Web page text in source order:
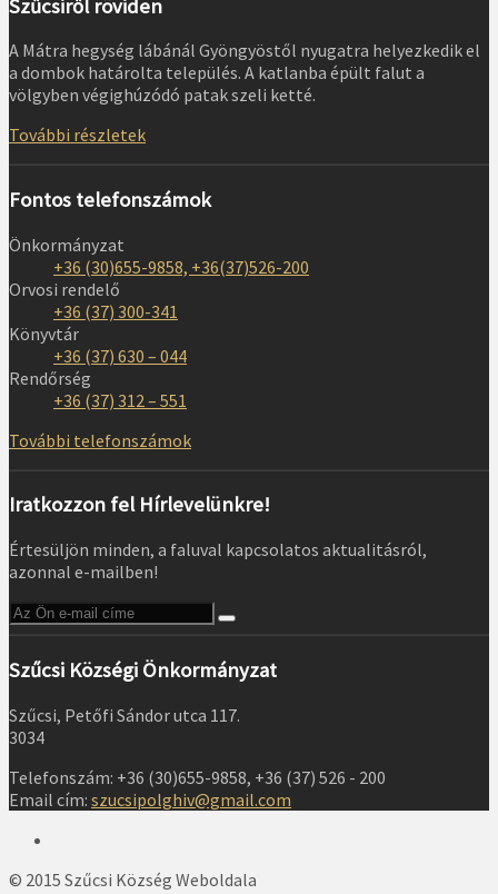
Szűcsiről röviden
A Mátra hegység lábánál Gyöngyöstől nyugatra helyezkedik el
a dombok határolta település. A katlanba épült falut a
völgyben végighúzódó patak szeli ketté.
További részletek
Fontos telefonszámok
Önkormányzat
+36 (30)655-9858, +36(37)526-200
Orvosi rendelő
+36 (37) 300-341
Könyvtár
+36 (37) 630 – 044
Rendőrség
+36 (37) 312 – 551
További telefonszámok
Iratkozzon fel Hírlevelünkre!
Értesüljön minden, a faluval kapcsolatos aktualitásról,
azonnal e-mailben!
Szűcsi Községi Önkormányzat
Szűcsi, Petőfi Sándor utca 117.
3034
Telefonszám: +36 (30)655-9858, +36 (37) 526 - 200
Email cím: szucsipolghiv@gmail.com
© 2015 Szűcsi Község Weboldala